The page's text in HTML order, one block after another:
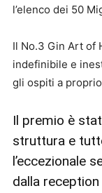
l’elenco dei 50
Il No.3 Gin Art of
indefinibile e
gli ospiti a
Il premio è
struttura e
l’eccezionale
dalla